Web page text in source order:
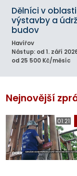
Dělníci v oblasti
výstavby a
budov
Havířov
Nástup: od 1. září
od 25 500 Kč/měsíc
Nejnovější
01:21